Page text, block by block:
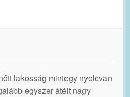
lakosság mintegy nyolcvan
egyszer átélt nagy